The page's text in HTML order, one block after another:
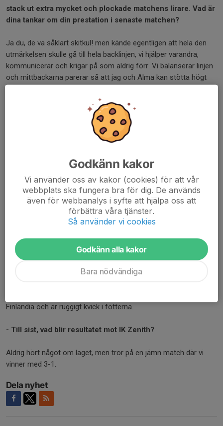
stack ut extra mycket och plockade matchens lirare. Vad är
dina tankar om din prestation i senaste matchen?
Ja du, de va såklart skitkul! men kände egentligen att hela den
utmärkelsen skulle gå till hela backlinjen, vi hjälper varandra,
kommunicerar och krigar på som aldrig förr. Vi balanserar linjen
och mittbackarna parerar så att jag och Alma kan stötta högt
- Rent resultatmässigt har vi ju inte rosat marknaden hittils
men hur har försäsongen varit för din del hittills?
Upp och ner, lite jobb och sjukdomar som satt sprätt för
träningarna men annars helt okej. Ska blir riktigt kul att se vad vi
kan leverera i morgondagens match efter förra veckans ego-
boost.
- Om du själv ser i spåkulan, vem blir:
- Årets målskytt?
Agnes - kmr bokstavligen skjuta ner motståndarna.
- Årets framspelare?
Mirre - hon kan de där med smörpassningar alltså
Finlandia och är ruggigt kvick i fötterna.
- Till sist, vad blir resultatet mot IK Zenith?
Aldrig hört något om laget, men tror på en jämn match där vi
vinner med 3-1.
Dela nyhet
Godkänn kakor
Vi använder oss av kakor (cookies) för att vår
webbplats ska fungera bra för dig. De används
även för webbanalys i syfte att hjälpa oss att
förbättra våra tjänster.
Så använder vi cookies
Godkänn alla kakor
Bara nödvändiga